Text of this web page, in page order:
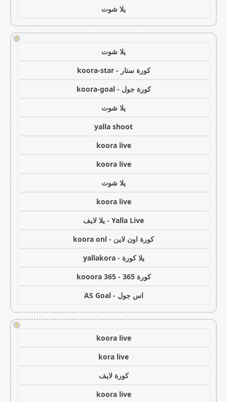
يلا شوت
!
يلا شوت
كورة ستار - koora-star
كورة جول - koora-goal
يلا شوت
yalla shoot
koora live
koora live
يلا شوت
koora live
Yalla Live - يلا لايف
كورة اون لاين - koora onl
يلا كورة - yallakora
كورة 365 - kooora 365
اس جول - AS Goal
!
koora live
kora live
كورة لايف
koora live